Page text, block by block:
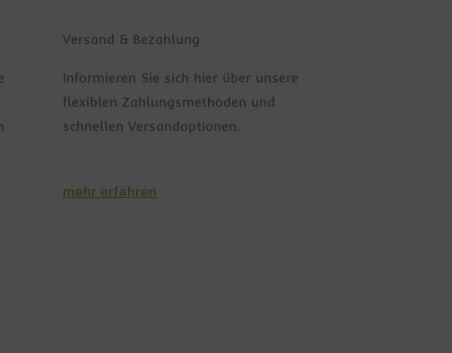
Versand & Bezahlung
Informieren Sie sich hier über unsere
flexiblen Zahlungsmethoden und
schnellen Versandoptionen.
mehr erfahren